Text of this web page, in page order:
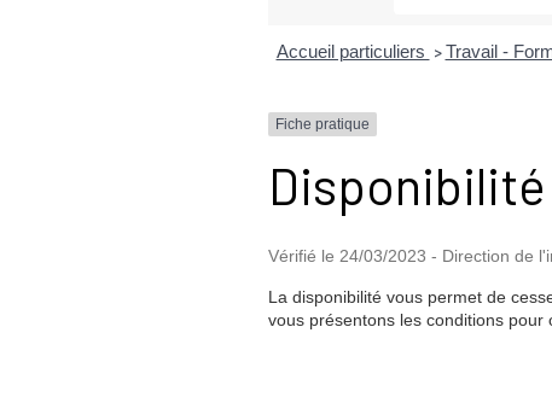
Accueil particuliers > Travail -
Fiche pratique
Vérifié le 24/03/2023 - Direction de
La disponibilité vous permet de
vous présentons les conditions pour